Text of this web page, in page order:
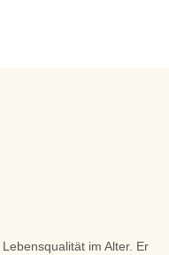
im Alter. Er